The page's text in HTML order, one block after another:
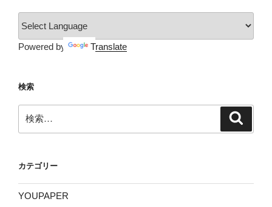
Powered by Translate
検索
索:
カテゴリー
YOUPAPER